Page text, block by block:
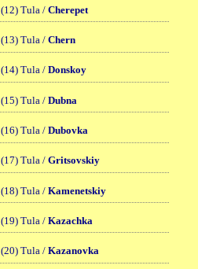
(12) Tula / Cherepet
(13) Tula / Chern
(14) Tula / Donskoy
(15) Tula / Dubna
(16) Tula / Dubovka
(17) Tula / Gritsovskiy
(18) Tula / Kamenetskiy
(19) Tula / Kazachka
(20) Tula / Kazanovka